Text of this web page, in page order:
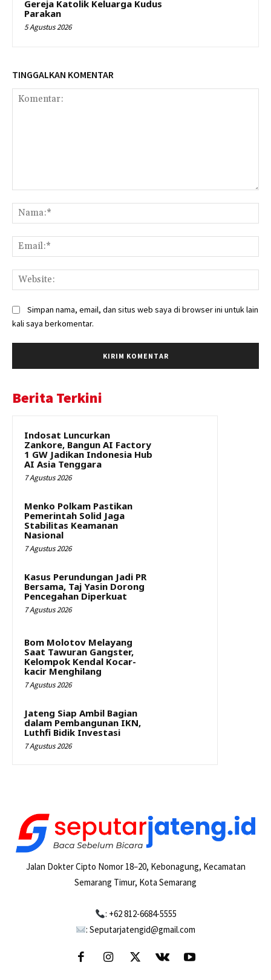
Gereja Katolik Keluarga Kudus
Parakan
5 Agustus 2026
TINGGALKAN KOMENTAR
Simpan nama, email, dan situs web saya di browser ini untuk lain
kali saya berkomentar.
Berita Terkini
Indosat Luncurkan
Zankore, Bangun AI Factory
1 GW Jadikan Indonesia Hub
AI Asia Tenggara
7 Agustus 2026
Menko Polkam Pastikan
Pemerintah Solid Jaga
Stabilitas Keamanan
Nasional
7 Agustus 2026
Kasus Perundungan Jadi PR
Bersama, Taj Yasin Dorong
Pencegahan Diperkuat
7 Agustus 2026
Bom Molotov Melayang
Saat Tawuran Gangster,
Kelompok Kendal Kocar-
kacir Menghilang
7 Agustus 2026
Jateng Siap Ambil Bagian
dalam Pembangunan IKN,
Luthfi Bidik Investasi
7 Agustus 2026
Jalan Dokter Cipto Nomor 18–20, Kebonagung, Kecamatan
Semarang Timur, Kota Semarang
: +62 812-6684-5555
: Seputarjatengid@gmail.com